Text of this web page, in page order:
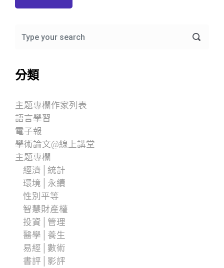
分類
主題專欄作家列表
語言學習
電子報
學術論文@線上講堂
主題專欄
經濟│統計
環境│永續
性別平等
智慧財產權
投資│管理
醫學│養生
易經│數術
書評│影評